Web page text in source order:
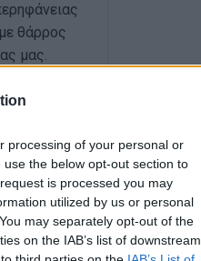
processing of your personal or
the below opt-out section to
is processed you may
utilized by us or personal
may separately opt-out of the
on the IAB’s list of downstream
θάρρος
μας.
Με